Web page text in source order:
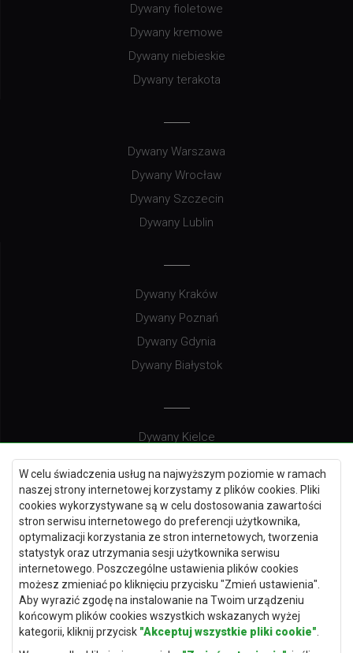
W celu świadczenia usług na najwyższym poziomie w ramach
naszej strony internetowej korzystamy z plików cookies. Pliki
cookies wykorzystywane są w celu dostosowania zawartości
stron serwisu internetowego do preferencji użytkownika,
optymalizacji korzystania ze stron internetowych, tworzenia
statystyk oraz utrzymania sesji użytkownika serwisu
internetowego. Poszczególne ustawienia plików cookies
możesz zmieniać po kliknięciu przycisku "Zmień ustawienia".
Aby wyrazić zgodę na instalowanie na Twoim urządzeniu
końcowym plików cookies wszystkich wskazanych wyżej
kategorii, kliknij przycisk "Akceptuj wszystkie pliki cookie"
Dywany fioletowe
Dywany kremowe
Dywany niebieskie
Dywany terakota
Dywany Warszawa
Dywany Wrocław
Dywany Szczecin
Dywany Lublin
Dywany Kraków
Dywany Poznań
Dywany Gdynia
Dywany Białystok
Dywany Kielce
Dywany Gdańsk
Dywany Toruń
Dywany Bydgoszcz
Dywany Łódź
Dywany Katowice
Dywany Rzeszów